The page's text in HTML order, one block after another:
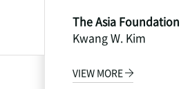
The Asia Foundation
Kwang W. Kim
VIEW MORE